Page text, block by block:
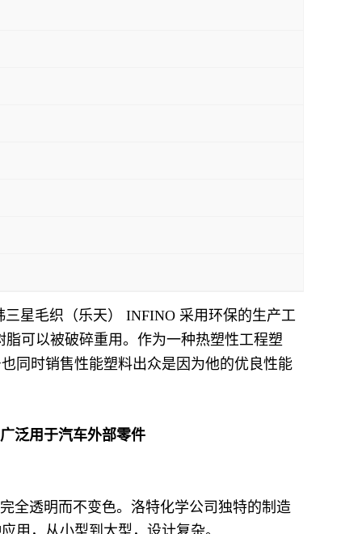
星毛织（乐天） INFINO 采用环保的生产工
可以被破碎重用。作为一种热塑性工程塑
同时销售性能塑料出众是因为他的优良性能
泛用于汽车外部零件
全透明而不变色。洛特化学公司独特的制造
用，从小型到大型，设计复杂。